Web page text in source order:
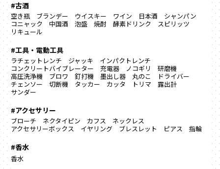
#古酒
空き瓶 ブランデー ウイスキー ワイン 日本酒
シャンパン
コニャック
中国酒 泡盛 焼酎 酵素ドリンク
スピリッツ
リキュール
#工具・電動工具
ラチェットレンチ ジャッキ
インパクトレンチ
コンクリートバイブレーター
充電器 ノコギリ
研磨機
高圧洗浄機
ブロワ 釘打機 墨出し器 丸のこ
ドライバー
チェンソー
切断機 タッカー カッタ トリマ
露出計
サンダー
#アクセサリー
ブローチ ネクタイピン カフス
ネックレス
アクセサリーボックス
イヤリング ブレスレット ピアス 指輪
#香水
香水